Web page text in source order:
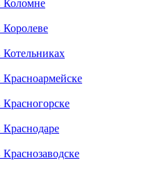
Коломне
Королеве
Котельниках
Красноармейске
Краснодаре